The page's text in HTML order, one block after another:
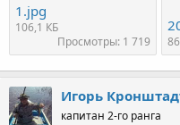
1.jpg
106,1 КБ
Просмотры: 1 719
Игорь
капитан 2-го ранга